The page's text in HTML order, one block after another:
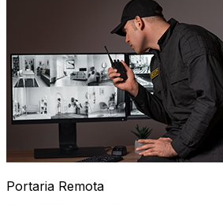
Portaria Remota